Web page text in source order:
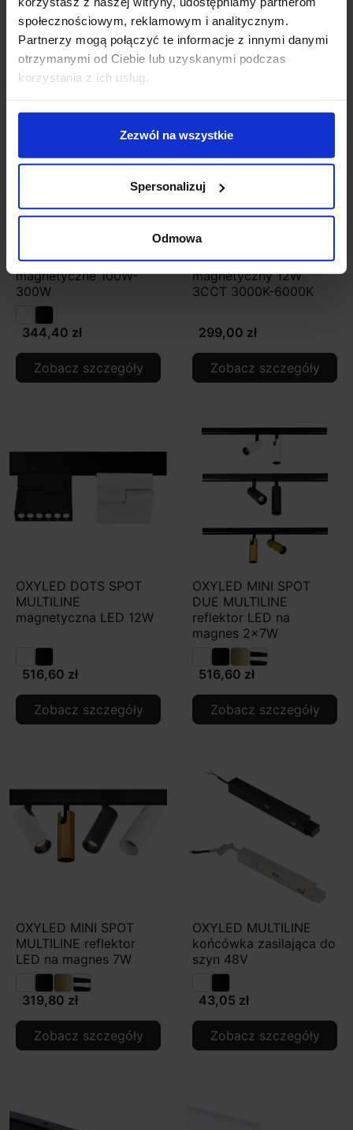
społecznościowym, reklamowym i analitycznym.
Partnerzy mogą połączyć te informacje z innymi danymi
otrzymanymi od Ciebie lub uzyskanymi podczas
korzystania z ich usług.
Zezwól na wszystkie
Spersonalizuj
Odmowa
Zobacz szczegóły Zobacz szczegóły
wpinany w szyny
magnetyczne 100W-
300W
344,40 zł
Zobacz szczegóły
MULTILINE ZOOM 15-
50° reflektor
magnetyczny 12W
3CCT 3000K-6000K
299,00 zł
Zobacz szczegóły
OXYLED DOTS SPOT
MULTILINE
magnetyczna LED 12W
516,60 zł
Zobacz szczegóły
OXYLED MINI SPOT
DUE MULTILINE
reflektor LED na
magnes 2x7W
516,60 zł
Zobacz szczegóły
OXYLED MINI SPOT
MULTILINE reflektor
LED na magnes 7W
319,80 zł
Zobacz szczegóły
OXYLED MULTILINE
końcówka zasilająca do
szyn 48V
43,05 zł
Zobacz szczegóły